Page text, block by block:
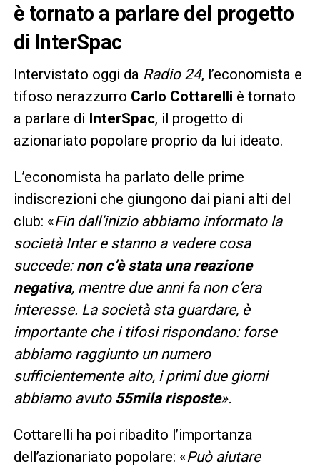
è tornato a parlare del progetto
di InterSpac
Intervistato oggi da Radio 24, l’economista e
tifoso nerazzurro Carlo Cottarelli è tornato
a parlare di InterSpac, il progetto di
azionariato popolare proprio da lui ideato.
L’economista ha parlato delle prime
indiscrezioni che giungono dai piani alti del
club: «Fin dall’inizio abbiamo informato la
società Inter e stanno a vedere cosa
succede:non c’è stata una reazione
negativa, mentre due anni fa non c’era
interesse. La società sta guardare, è
importante che i tifosi rispondano: forse
abbiamo raggiunto un numero
sufficientemente alto, i primi due giorni
abbiamo avuto 55mila risposte».
Cottarelli ha poi ribadito l’importanza
dell’azionariato popolare: «Può aiutare